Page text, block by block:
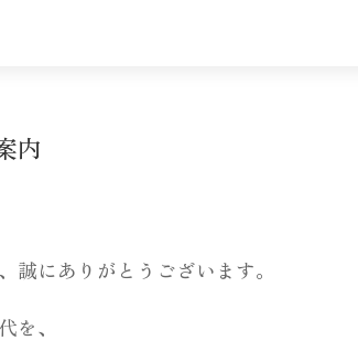
内
誠にありがとうございます。
を、